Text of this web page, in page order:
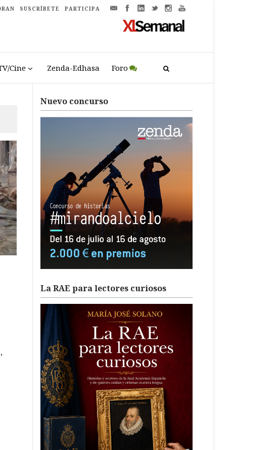
SUSCRÍBETE PARTICIPA
Cine Zenda-Edhasa Foro
Nuevo concurso
La RAE para lectores curiosos